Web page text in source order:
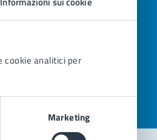
cookie analitici per
Marketing